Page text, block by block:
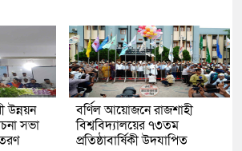
উন্নয়ন
সভা
বর্ণিল আয়োজনে রাজশাহী
বিশ্ববিদ্যালয়ের ৭৩তম
প্রতিষ্ঠাবার্ষিকী উদযাপিত